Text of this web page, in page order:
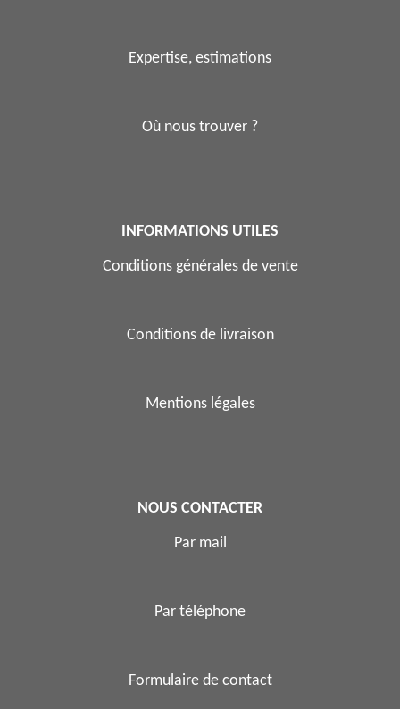
Expertise, estimations
Où nous trouver ?
INFORMATIONS UTILES
Conditions générales de vente
Conditions de livraison
Mentions légales
NOUS CONTACTER
Par mail
Par téléphone
Formulaire de contact